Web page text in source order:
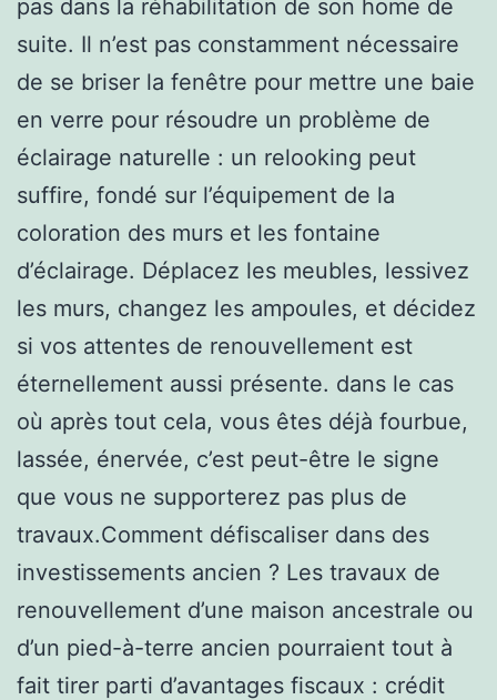
pas dans la réhabilitation de son home de
suite. Il n’est pas constamment nécessaire
de se briser la fenêtre pour mettre une baie
en verre pour résoudre un problème de
éclairage naturelle : un relooking peut
suffire, fondé sur l’équipement de la
coloration des murs et les fontaine
d’éclairage. Déplacez les meubles, lessivez
les murs, changez les ampoules, et décidez
si vos attentes de renouvellement est
éternellement aussi présente. dans le cas
où après tout cela, vous êtes déjà fourbue,
lassée, énervée, c’est peut-être le signe
que vous ne supporterez pas plus de
travaux.Comment défiscaliser dans des
investissements ancien ? Les travaux de
renouvellement d’une maison ancestrale ou
d’un pied-à-terre ancien pourraient tout à
fait tirer parti d’avantages fiscaux : crédit